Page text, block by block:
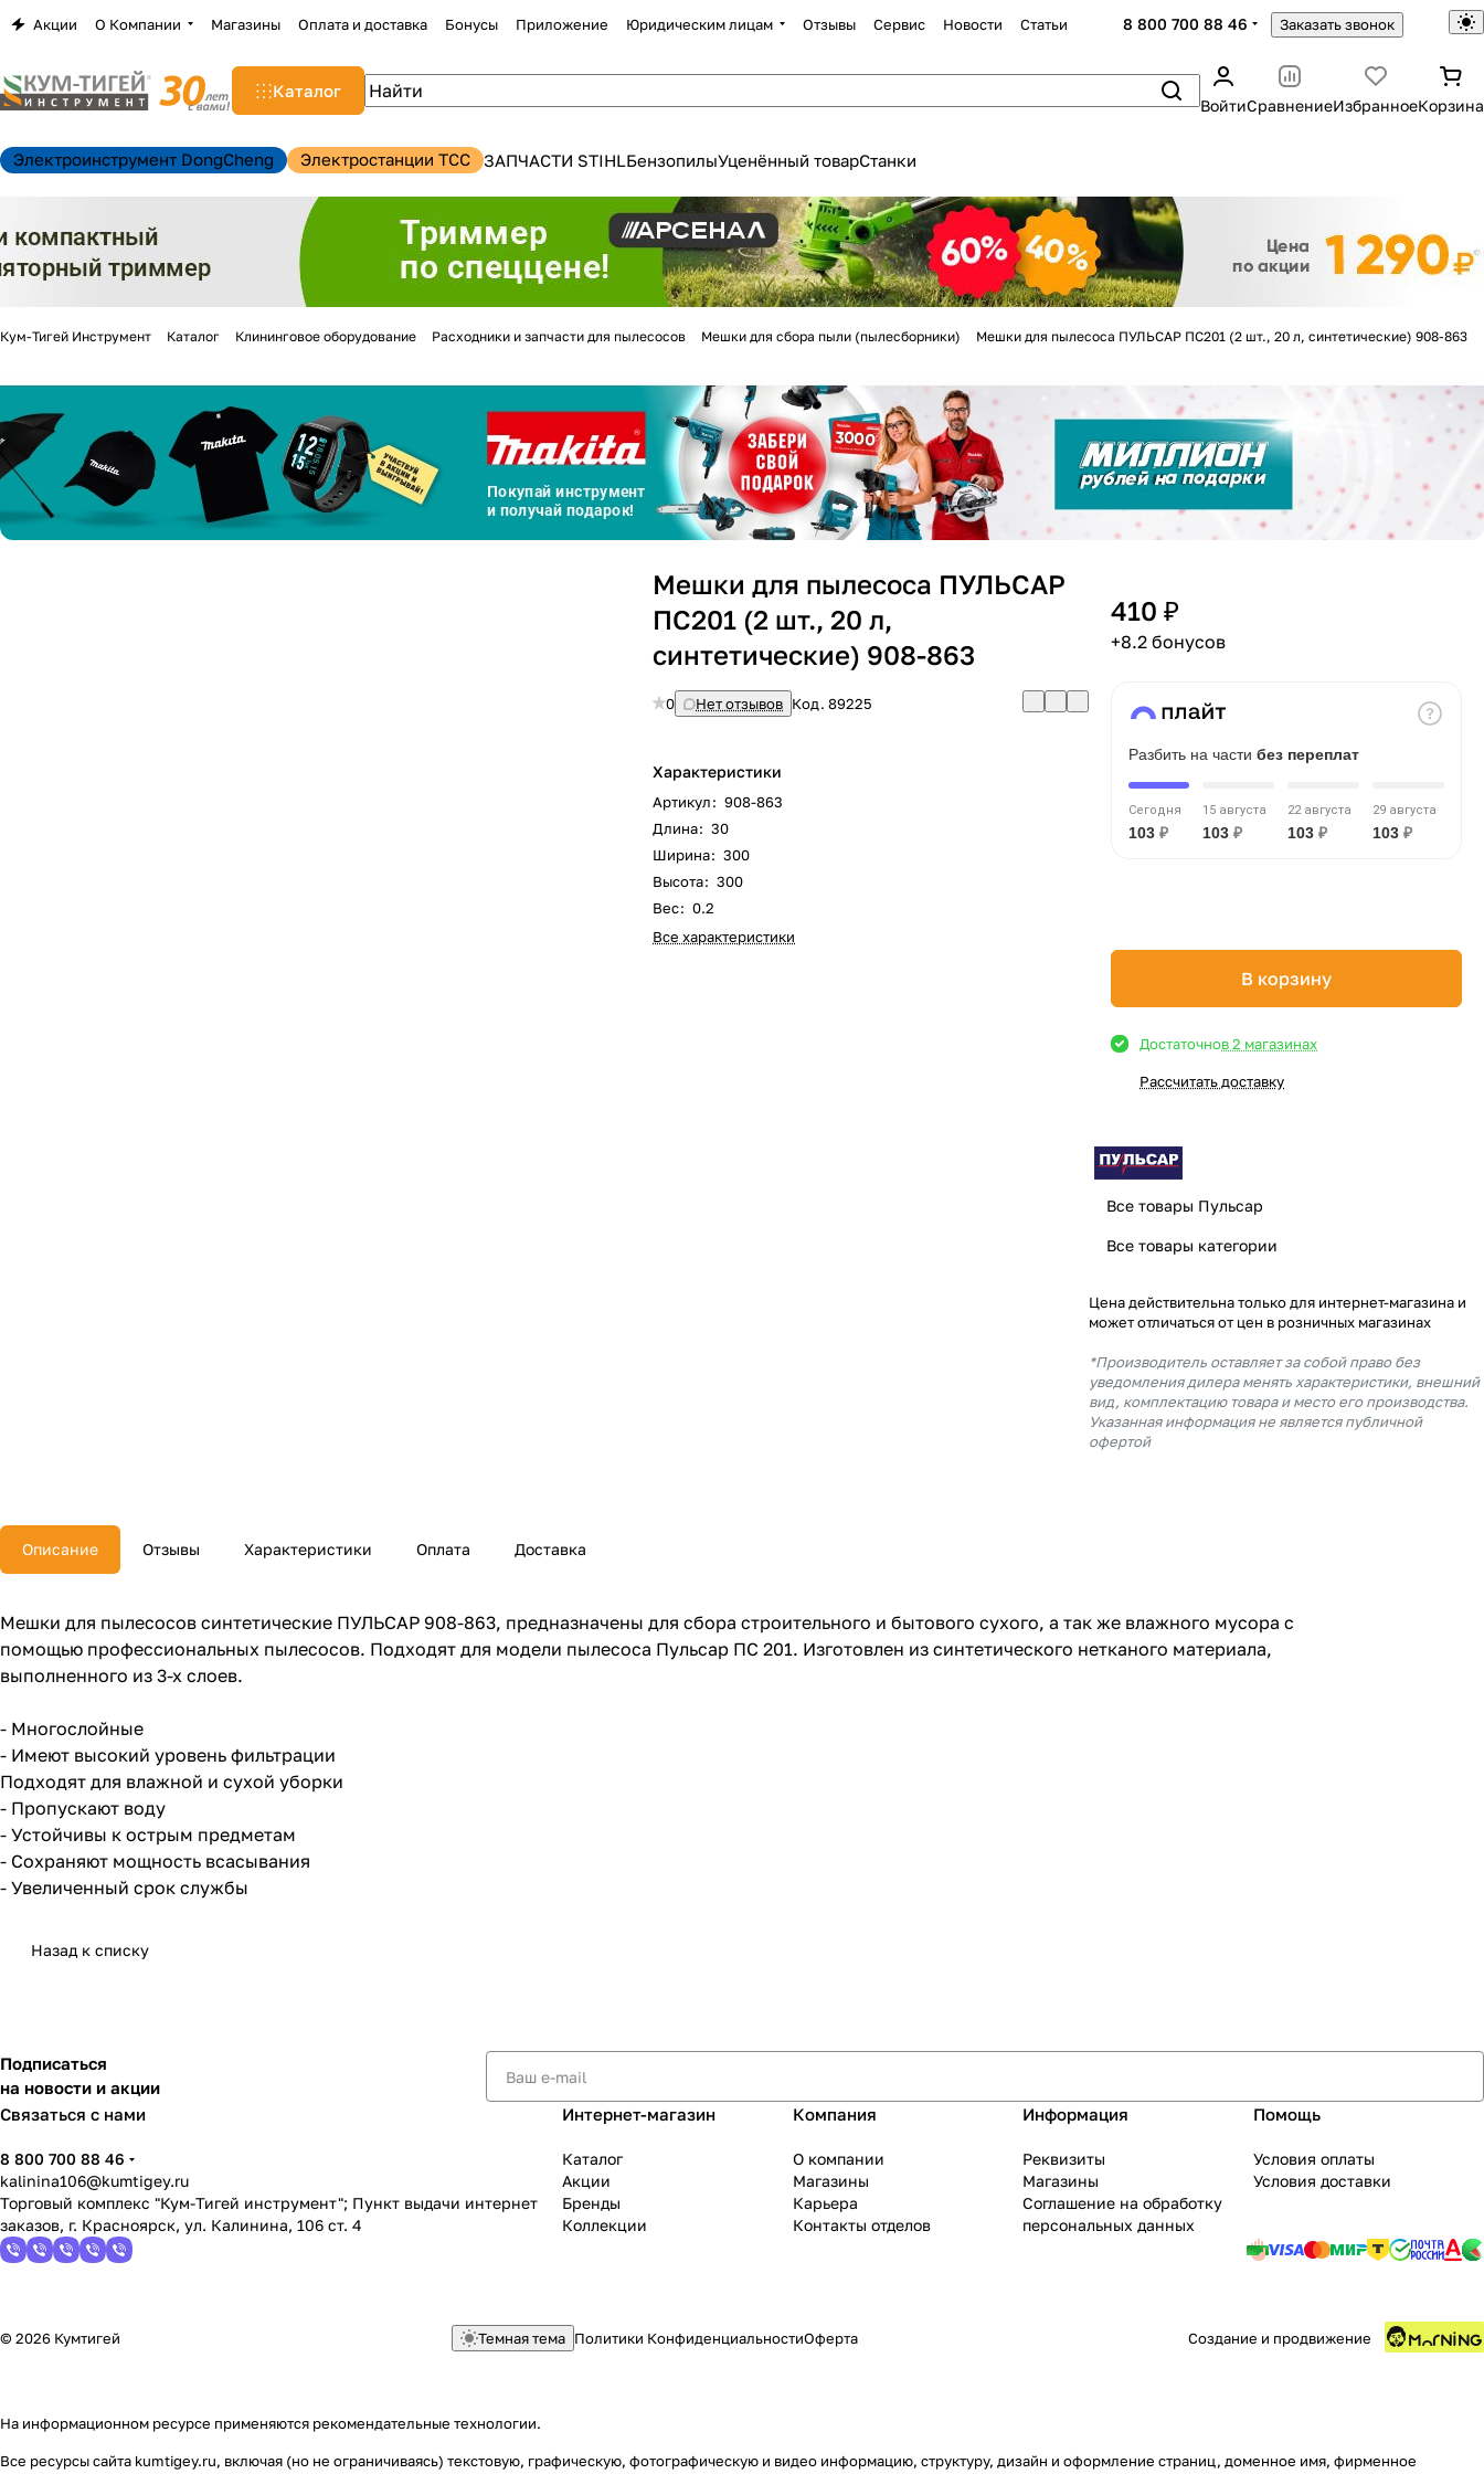
Акции О Компании Магазины Оплата и доставка Бонусы Приложение Юридическим лицам Отзывы Сервис Новости Статьи 8 800 700 88 46 Заказать звонок
Каталог
ВойтиСравнениеИзбранноеКорзина
Электроинструмент DongCheng Электростанции TCC ЗАПЧАСТИ STIHLБензопилыУценённый товарСтанки
Кум-Тигей Инструмент Каталог Клининговое оборудование Расходники и запчасти для пылесосов Мешки для сбора пыли (пылесборники) Мешки для пылесоса ПУЛЬСАР ПС201 (2 шт., 20 л, синтетические) 908-863
Мешки для пылесоса ПУЛЬСАР
ПС201 (2 шт., 20 л,
синтетические) 908-863
0 Нет отзывов Код.89225
Характеристики
Артикул: 908-863
Длина: 30
Ширина: 300
Высота: 300
Вес: 0.2
Все характеристики
410 ₽
+8.2 бонусов
Разбить на части без переплат
Сегодня
103 ₽
15 августа
103 ₽
22 августа
103 ₽
29 августа
103 ₽
В корзину
Достаточнов 2 магазинах
Рассчитать доставку
Все товары Пульсар
Все товары категории
Цена действительна только для интернет-магазина и
может отличаться от цен в розничных магазинах
*Производитель оставляет за собой право без
уведомления дилера менять характеристики, внешний
вид, комплектацию товара и место его производства.
Указанная информация не является публичной
офертой
Описание Отзывы Характеристики Оплата Доставка
Мешки для пылесосов синтетические ПУЛЬСАР 908-863, предназначены для сбора строительного и бытового сухого, а так же влажного мусора с
помощью профессиональных пылесосов. Подходят для модели пылесоса Пульсар ПС 201. Изготовлен из синтетического нетканого материала,
выполненного из 3-х слоев.
- Многослойные
- Имеют высокий уровень фильтрации
Подходят для влажной и сухой уборки
- Пропускают воду
- Устойчивы к острым предметам
- Сохраняют мощность всасывания
- Увеличенный срок службы
Назад к списку
Подписаться
на новости и акции
Связаться с нами
8 800 700 88 46
kalinina106@kumtigey.ru
Торговый комплекс "Кум-Тигей инструмент"; Пункт выдачи интернет
заказов, г. Красноярск, ул. Калинина, 106 ст. 4
Интернет-магазин
Каталог
Акции
Бренды
Коллекции
Компания
О компании
Магазины
Карьера
Контакты отделов
Информация
Реквизиты
Магазины
Соглашение на обработку
персональных данных
Помощь
Условия оплаты
Условия доставки
© 2026 Кумтигей Темная тема Политики КонфиденциальностиОферта Создание и продвижение
На информационном ресурсе применяются рекомендательные технологии.
Все ресурсы сайта kumtigey.ru, включая (но не ограничиваясь) текстовую, графическую, фотографическую и видео информацию, структуру, дизайн и оформление страниц, доменное имя, фирменное
Для клиентов всех банков
на частибез переплат
График платежей
Добавляйте товарыв корзину
Оплачивайте сегодня только
% картой любого банка
Получайте товарвыбранный способом
раз в 2 недели